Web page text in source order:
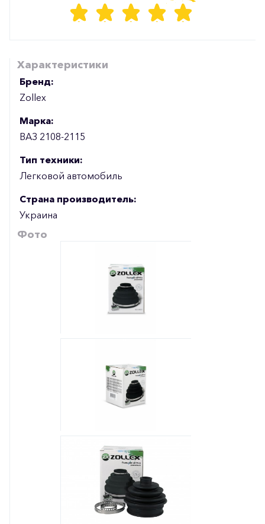
Характеристики
Бренд:
Zollex
Марка:
ВАЗ 2108-2115
Тип техники:
Легковой автомобиль
Страна производитель:
Украина
Фото